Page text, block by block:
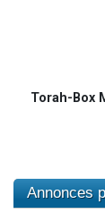
Torah-Box
Annonces